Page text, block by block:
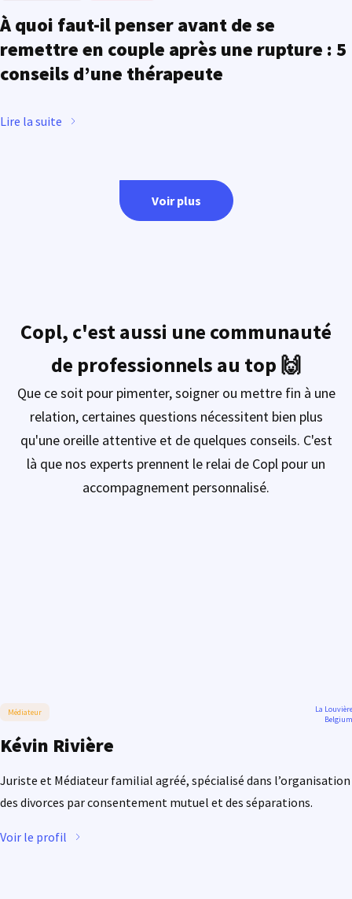
À quoi faut-il penser avant de se
remettre en couple après une rupture : 5
conseils d’une thérapeute
Lire la suite
Voir plus
Copl, c'est aussi une communauté
de professionnels au top 🙌
Que ce soit pour pimenter, soigner ou mettre fin à une
relation, certaines questions nécessitent bien plus
qu'une oreille attentive et de quelques conseils. C'est
là que nos experts prennent le relai de Copl pour un
accompagnement personnalisé.
Médiateur
La Louvière
Belgium
Kévin Rivière
Juriste et Médiateur familial agréé, spécialisé dans l’organisation
des divorces par consentement mutuel et des séparations.
Voir le profil